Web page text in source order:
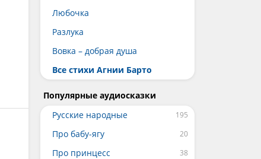
Любочка
Разлука
Вовка – добрая душа
Все стихи Агнии Барто
Популярные аудиосказки
Русские народные
Про бабу-ягу
Про принцесс